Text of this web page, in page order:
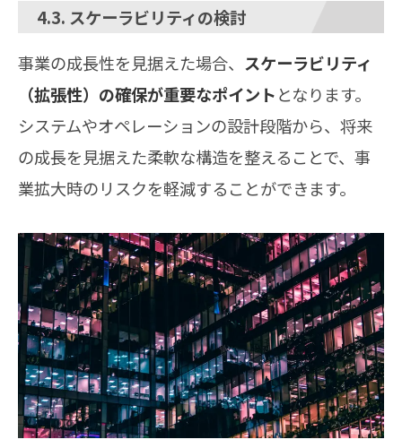
4.3. スケーラビリティの検討
事業の成長性を見据えた場合、 スケーラビリティ
（拡張性）の確保が重要なポイントとなります。
システムやオペレーションの設計段階から、将来
の成長を見据えた柔軟な構造を整えることで、事
業拡大時のリスクを軽減することができます。